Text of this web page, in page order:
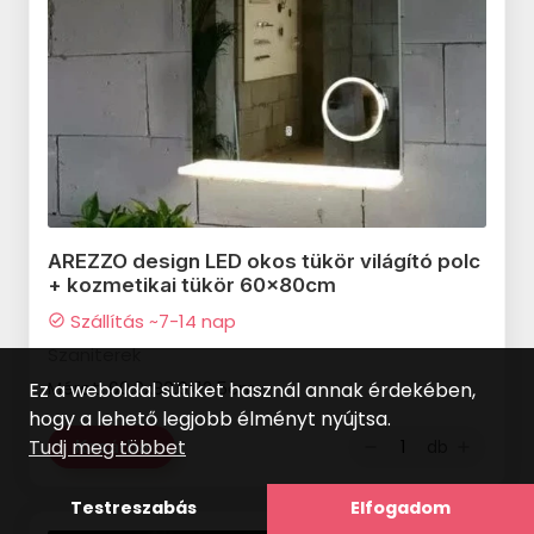
SAIME I Colori termékcsalád
TUBADZIN Albero termékcsalád
TUBADZIN Atlantic termékcsalád
TUBADZIN Barbados termékcsalád
TUBADZIN Barbora termékcsalád
TUBADZIN Boho termékcsalád
TUBADZIN Calluna termékcsalád
TUBADZIN Clarity termékcsalád
TUBADZIN Entity termékcsalád
TUBADZIN Galium termékcsalád
AREZZO design LED okos tükör világító polc
+ kozmetikai tükör 60x80cm
check_circle Szállítás ~7-14 nap
Szaniterek
Méret: 60,0x80,0x12,5cm
Kosárba
Ez a weboldal sütiket használ annak érdekében,
hogy a lehető legjobb élményt nyújtsa.
Tudj meg többet
Testreszabás Elfogadom